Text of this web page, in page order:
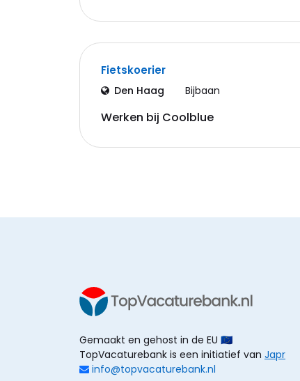
Fietskoerier
Den Haag Bijbaan
Werken bij Coolblue
Gemaakt en gehost in de EU 🇪🇺
TopVacaturebank is een initiatief van Japr
info@topvacaturebank.nl